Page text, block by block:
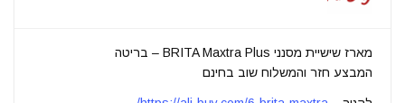
מארז שישיית מסנני BRITA Maxtra Plus – בריטה
המבצע חזר והמשלוח שוב בחינם